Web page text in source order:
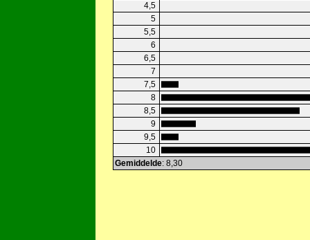
4,5
5
5,5
6
6,5
7
7,5
8
8,5
9
9,5
10
Gemiddelde: 8,30